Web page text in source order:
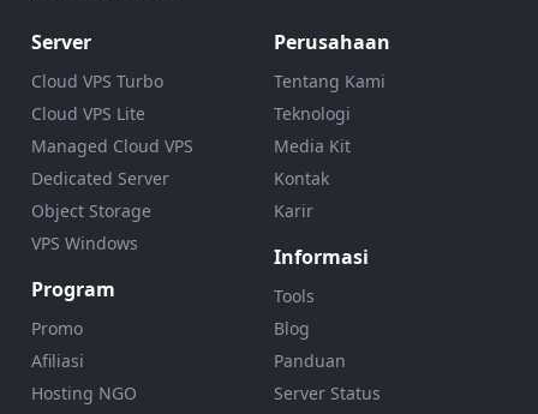
Server
Cloud VPS Turbo
Cloud VPS Lite
Managed Cloud VPS
Dedicated Server
Object Storage
VPS Windows
Program
Promo
Afiliasi
Hosting NGO
Perusahaan
Tentang Kami
Teknologi
Media Kit
Kontak
Karir
Informasi
Tools
Blog
Panduan
Server Status